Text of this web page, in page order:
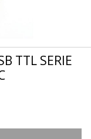
TTL SERIE